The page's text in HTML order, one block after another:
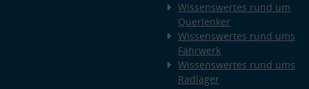
Wissenswertes rund um
Querlenker
Wissenswertes rund ums
Fahrwerk
Wissenswertes rund ums
Radlager